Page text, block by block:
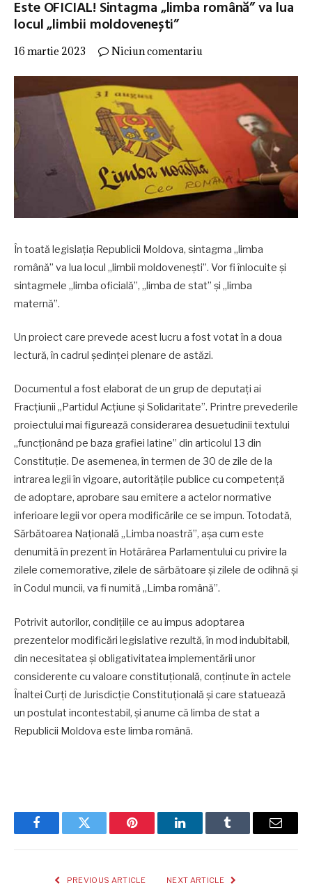
Este OFICIAL! Sintagma „limba română” va lua
locul „limbii moldovenești”
16 martie 2023 Niciun comentariu
În toată legislația Republicii Moldova, sintagma „limba
română” va lua locul „limbii moldovenești”. Vor fi înlocuite și
sintagmele „limba oficială”, „limba de stat” și „limba
maternă”.
Un proiect care prevede acest lucru a fost votat în a doua
lectură, în cadrul ședinței plenare de astăzi.
Documentul a fost elaborat de un grup de deputați ai
Fracțiunii „Partidul Acțiune și Solidaritate”. Printre prevederile
proiectului mai figurează considerarea desuetudinii textului
„funcționând pe baza grafiei latine” din articolul 13 din
Constituție. De asemenea, în termen de 30 de zile de la
intrarea legii în vigoare, autoritățile publice cu competență
de adoptare, aprobare sau emitere a actelor normative
inferioare legii vor opera modificările ce se impun. Totodată,
Sărbătoarea Națională „Limba noastră”, așa cum este
denumită în prezent în Hotărârea Parlamentului cu privire la
zilele comemorative, zilele de sărbătoare și zilele de odihnă și
în Codul muncii, va fi numită „Limba română”.
Potrivit autorilor, condițiile ce au impus adoptarea
prezentelor modificări legislative rezultă, în mod indubitabil,
din necesitatea și obligativitatea implementării unor
considerente cu valoare constituțională, conținute în actele
Înaltei Curți de Jurisdicție Constituțională și care statuează
un postulat incontestabil, și anume că limba de stat a
Republicii Moldova este limba română.
FacebookTwitter Pinterest LinkedInTumblr Email
PREVIOUS ARTICLE NEXT ARTICLE